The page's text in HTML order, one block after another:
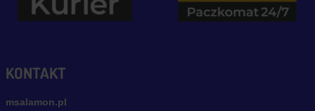
KONTAKT
msalamon.pl